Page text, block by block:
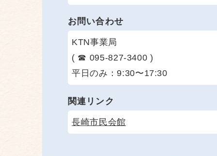
お問い合わせ
KTN事業局
( ☎ 095-827-3400 )
平日のみ：9:30〜17:30
関連リンク
長崎市民会館